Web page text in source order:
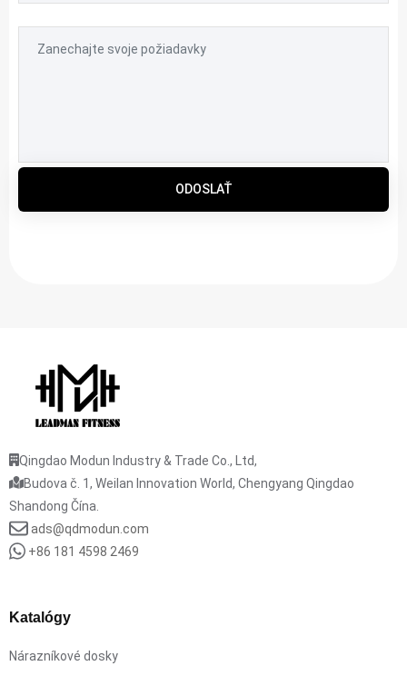
ODOSLAŤ
Qingdao Modun Industry & Trade Co., Ltd,
Budova č. 1, Weilan Innovation World, Chengyang Qingdao
Shandong Čína.
ads@qdmodun.com
+86 181 4598 2469
Katalógy
Nárazníkové dosky